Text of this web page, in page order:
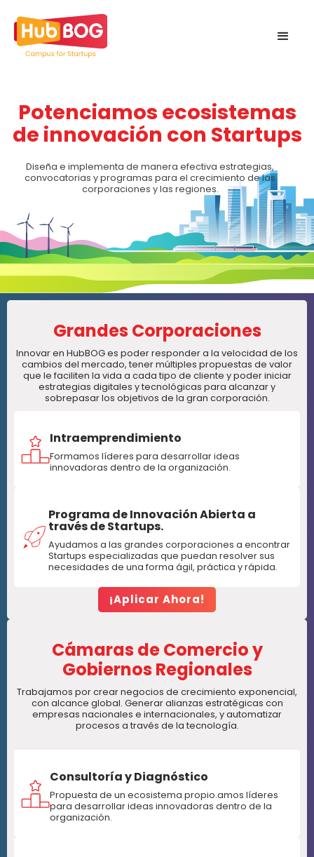
Potenciamos ecosistemas
de innovación con Startups
Diseña e implementa de manera efectiva estrategias,
convocatorias y programas para el crecimiento de las
corporaciones y las regiones.
Grandes Corporaciones
Innovar en HubBOG es poder responder a la velocidad de los
cambios del mercado, tener múltiples propuestas de valor
que le faciliten la vida a cada tipo de cliente y poder iniciar
estrategias digitales y tecnológicas para alcanzar y
sobrepasar los objetivos de la gran corporación.
Intraemprendimiento
Formamos líderes para desarrollar ideas
innovadoras dentro de la organización.
Programa de Innovación Abierta a
través de Startups.
Ayudamos a las grandes corporaciones a encontrar
Startups especializadas que puedan resolver sus
necesidades de una forma ágil, práctica y rápida.
¡Aplicar Ahora!
Cámaras de Comercio y
Gobiernos Regionales
Trabajamos por crear negocios de crecimiento exponencial,
con alcance global. Generar alianzas estratégicas con
empresas nacionales e internacionales, y automatizar
procesos a través de la tecnología.
Consultoría y Diagnóstico
Propuesta de un ecosistema propio.amos líderes
para desarrollar ideas innovadoras dentro de la
organización.